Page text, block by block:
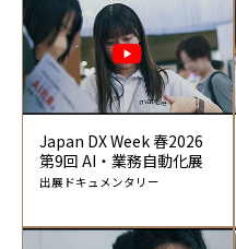
Japan DX Week 春2026
第9回 AI・業務自動化展
出展ドキュメンタリー